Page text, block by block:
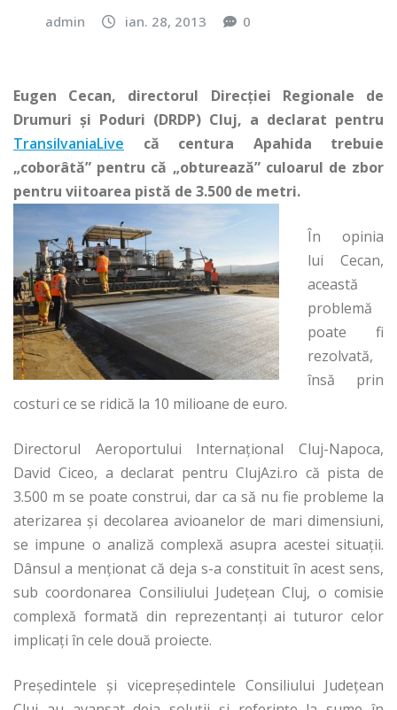
admin ian. 28, 2013 0
Eugen Cecan, directorul Direcţiei Regionale de
Drumuri şi Poduri (DRDP) Cluj, a declarat pentru
TransilvaniaLive că centura Apahida trebuie
„coborâtă” pentru că „obturează” culoarul de zbor
pentru viitoarea pistă de 3.500 de metri.
În opinia
lui Cecan,
această
problemă
poate fi
rezolvată,
însă prin
costuri ce se ridică la 10 milioane de euro.
Directorul Aeroportului Internațional Cluj-Napoca,
David Ciceo, a declarat pentru ClujAzi.ro că pista de
3.500 m se poate construi, dar ca să nu fie probleme la
aterizarea și decolarea avioanelor de mari dimensiuni,
se impune o analiză complexă asupra acestei situații.
Dânsul a menționat că deja s-a constituit în acest sens,
sub coordonarea Consiliului Județean Cluj, o comisie
complexă formată din reprezentanți ai tuturor celor
implicați în cele două proiecte.
Președintele și vicepreședintele Consiliului Județean